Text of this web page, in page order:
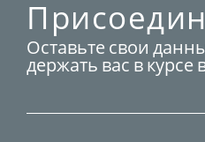
Оставьте свои
держать вас в курсе
адрес